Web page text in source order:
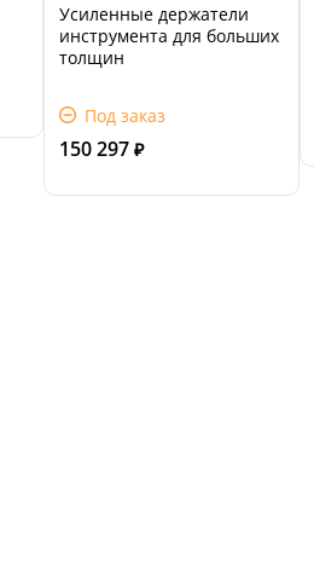
Усиленные держатели
инструмента для больших
толщин
Под заказ
150 297 ₽